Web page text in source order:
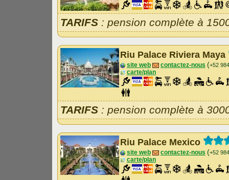
TARIFS : pension complète à
Riu Palace Riviera Maya
site web contactez-nous (+52
carte/plan
TARIFS : pension complète à
Riu Palace Mexico
site web contactez-nous (+52
carte/plan